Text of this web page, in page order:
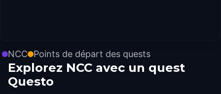
NCC Points de départ des quests
Explorez NCC avec un quest
Questo